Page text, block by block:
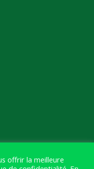
offrir la meilleure